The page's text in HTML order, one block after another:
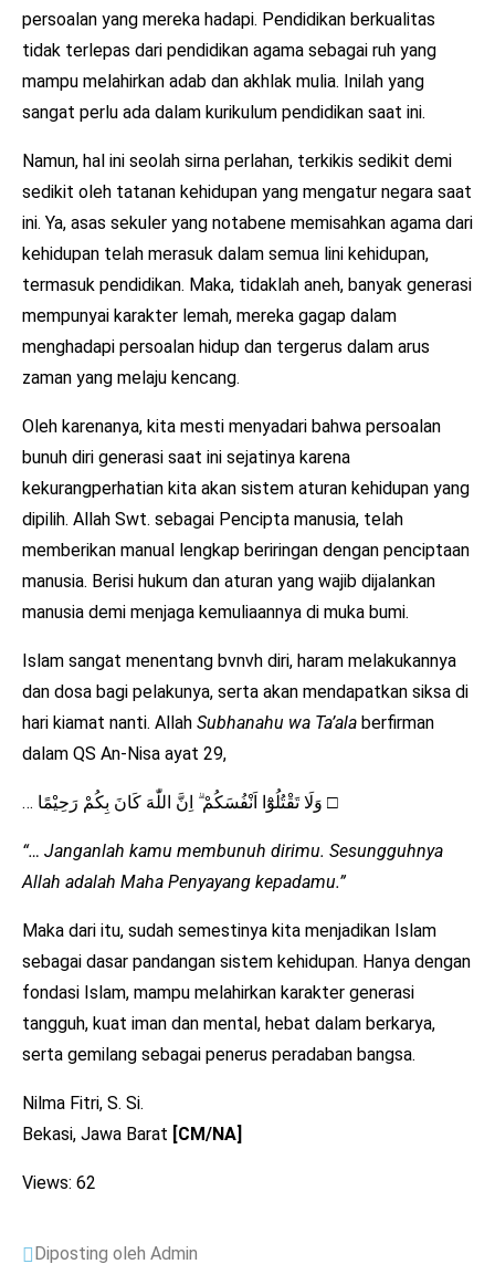
persoalan yang mereka hadapi. Pendidikan berkualitas
tidak terlepas dari pendidikan agama sebagai ruh yang
mampu melahirkan adab dan akhlak mulia. Inilah yang
sangat perlu ada dalam kurikulum pendidikan saat ini.
Namun, hal ini seolah sirna perlahan, terkikis sedikit demi
sedikit oleh tatanan kehidupan yang mengatur negara saat
ini. Ya, asas sekuler yang notabene memisahkan agama dari
kehidupan telah merasuk dalam semua lini kehidupan,
termasuk pendidikan. Maka, tidaklah aneh, banyak generasi
mempunyai karakter lemah, mereka gagap dalam
menghadapi persoalan hidup dan tergerus dalam arus
zaman yang melaju kencang.
Oleh karenanya, kita mesti menyadari bahwa persoalan
bunuh diri generasi saat ini sejatinya karena
kekurangperhatian kita akan sistem aturan kehidupan yang
dipilih. Allah Swt. sebagai Pencipta manusia, telah
memberikan manual lengkap beriringan dengan penciptaan
manusia. Berisi hukum dan aturan yang wajib dijalankan
manusia demi menjaga kemuliaannya di muka bumi.
Islam sangat menentang bvnvh diri, haram melakukannya
dan dosa bagi pelakunya, serta akan mendapatkan siksa di
hari kiamat nanti. Allah Subhanahu wa Ta’ala berfirman
dalam QS An-Nisa ayat 29,
… وَلَا تَقْتُلُوْٓا اَنْفُسَكُمْ ۗ اِنَّ اللّٰهَ كَانَ بِكُمْ رَحِيْمًا □
“… Janganlah kamu membunuh dirimu. Sesungguhnya
Allah adalah Maha Penyayang kepadamu.”
Maka dari itu, sudah semestinya kita menjadikan Islam
sebagai dasar pandangan sistem kehidupan. Hanya dengan
fondasi Islam, mampu melahirkan karakter generasi
tangguh, kuat iman dan mental, hebat dalam berkarya,
serta gemilang sebagai penerus peradaban bangsa.
Nilma Fitri, S. Si.
Bekasi, Jawa Barat [CM/NA]
Views: 62
Diposting oleh Admin